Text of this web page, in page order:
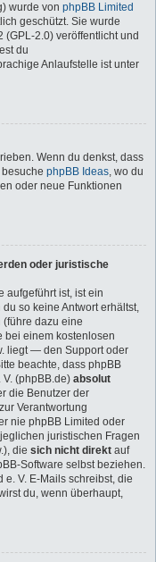
wurde von phpBB Limited
geschützt. Sie wurde
2.0) veröffentlicht und
du
Anlaufstelle ist unter
Wenn du denkst, dass
phpBB Ideas, wo du
oder neue Funktionen
oder juristische
aufgeführt ist, ist ein
so keine Antwort erhältst,
dazu eine
einem kostenlosen
liegt — den Support oder
beachte, dass phpBB
(phpBB.de) absolut
die Benutzer der
Verantwortung
nie phpBB Limited oder
juristischen Fragen
die sich nicht direkt auf
Software selbst beziehen.
V. E-Mails schreibst, die
du, wenn überhaupt,